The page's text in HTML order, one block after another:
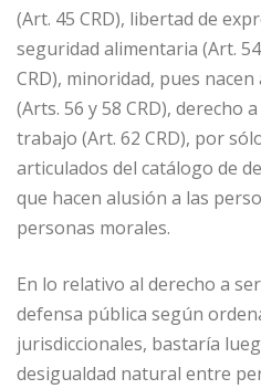
(Art. 45 CRD), libertad de
seguridad alimentaria (Art.
CRD), minoridad, pues
(Arts. 56 y 58 CRD), derecho
trabajo (Art. 62 CRD), por
articulados del catálogo de
que hacen alusión a las
personas morales.
En lo relativo al derecho a
defensa pública según
jurisdiccionales, bastaría
desigualdad natural entre